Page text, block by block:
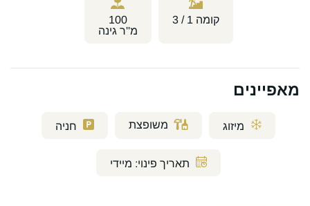
קומה 1 / 3
100
מ''ר גינה
מאפיינים
מיזוג משופצת חניה
תאריך פינוי: מיידי